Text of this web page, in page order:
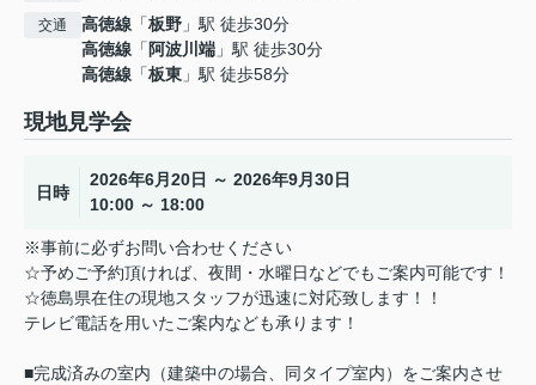
交通 高徳線 「板野 」駅 徒歩30分
高徳線 「 阿波川端 」駅 徒歩30分
高徳線 「板東 」駅 徒歩58分
現地見学会
日時
2026年6月20日 ～ 2026年9月30日
10:00 ～ 18:00
※事前に必ずお問い合わせください
☆予めご予約頂ければ、夜間・水曜日などでもご案内可能です！
☆徳島県在住の現地スタッフが迅速に対応致します！！
テレビ電話を用いたご案内なども承ります！
■完成済みの室内（建築中の場合、同タイプ室内）をご案内させ